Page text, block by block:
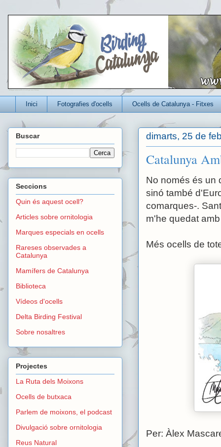
Un blog per conèixer millor els ocells que viuen a Catalunya
Inici Fotografies d'ocells Ocells de Catalunya - Fitxes
dimarts, 25 de
Catalunya
No només és un
sinó també
comarques-.
m'he quedat
Més ocells de
Per: Àlex
Buscar
Seccions
Quin és aquest ocell?
Articles sobre ornitologia
Marques especials en ocells
Rareses observades a
Catalunya
Mamífers de Catalunya
Biblioteca
Vídeos d'ocells
Delta Birding Festival
Sobre nosaltres
Projectes
La Ruta dels Moixons
Ocells de butxaca
Parlem de moixons, el podcast
Divulgació sobre ornitologia
Reus Natural